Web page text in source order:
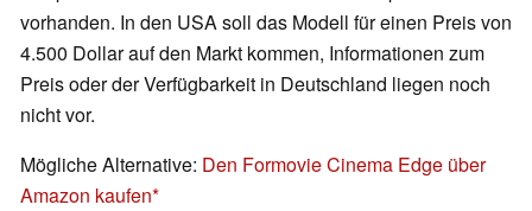
vorhanden. In den USA soll das Modell für einen Preis von
4.500 Dollar auf den Markt kommen, Informationen zum
Preis oder der Verfügbarkeit in Deutschland liegen noch
nicht vor.
Mögliche Alternative: Den Formovie Cinema Edge über
Amazon kaufen